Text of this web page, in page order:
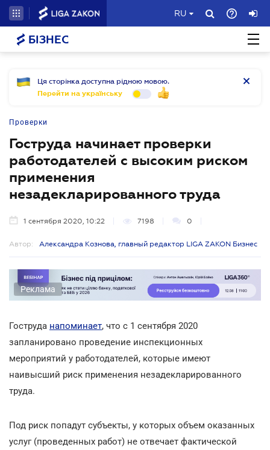
RU
БІЗНЕС
Ця сторінка доступна рідною мовою.
Перейти на українську
Проверки
Гоструда начинает проверки
работодателей с высоким риском
применения
незадекларированного труда
1 сентября 2020, 10:22 7198 0
Автор: Александра Кознова, главный редактор LIGA ZAKON Бизнес
Реклама
Гоструда напоминает, что с 1 сентября 2020
запланировано проведение инспекционных
мероприятий у работодателей, которые имеют
наивысший риск применения незадекларированного
труда.
Под риск попадут субъекты, у которых объем оказанных
услуг (проведенных работ) не отвечает фактической